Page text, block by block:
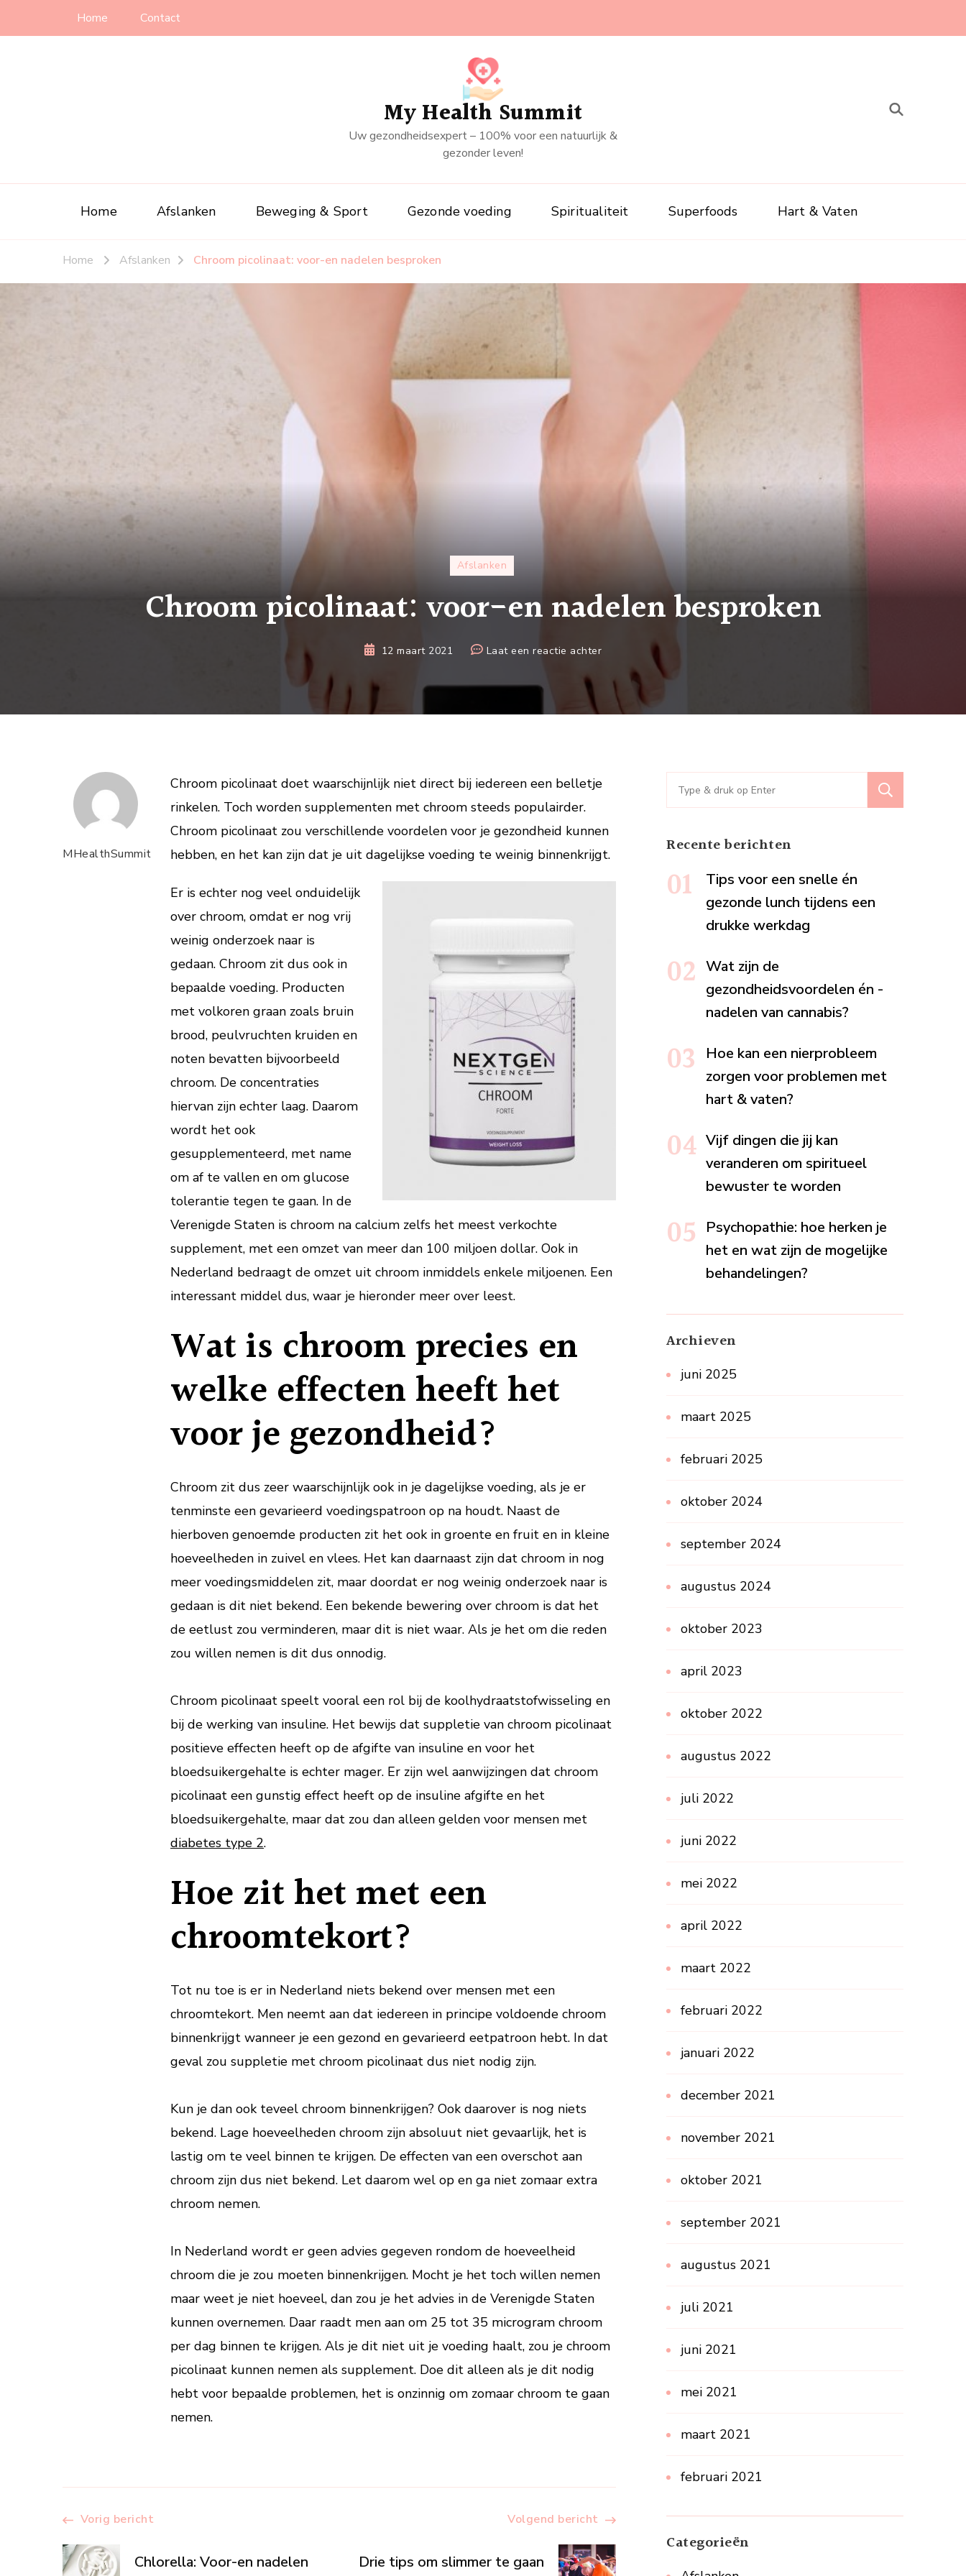
Home Contact
My Health Summit
Uw gezondheidsexpert – 100% voor een natuurlijk &
gezonder leven!
Home Afslanken Beweging & Sport Gezonde voeding Spiritualiteit Superfoods Hart & Vaten
Home Afslanken Chroom picolinaat: voor-en nadelen besproken
Afslanken
Chroom picolinaat: voor-en nadelen besproken
12 maart 2021 Laat een reactie achterop
Chroom
picolinaat:
voor-
MHealthSummit
Chroom picolinaat doet waarschijnlijk niet direct bij iedereen een belletje
rinkelen. Toch worden supplementen met chroom steeds populairder.
Chroom picolinaat zou verschillende voordelen voor je gezondheid kunnen
hebben, en het kan zijn dat je uit dagelijkse voeding te weinig binnenkrijgt.
Er is echter nog veel onduidelijk
over chroom, omdat er nog vrij
weinig onderzoek naar is
gedaan. Chroom zit dus ook in
bepaalde voeding. Producten
met volkoren graan zoals bruin
brood, peulvruchten kruiden en
noten bevatten bijvoorbeeld
chroom. De concentraties
hiervan zijn echter laag. Daarom
wordt het ook
gesupplementeerd, met name
om af te vallen en om glucose
tolerantie tegen te gaan. In de
Verenigde Staten is chroom na calcium zelfs het meest verkochte
supplement, met een omzet van meer dan 100 miljoen dollar. Ook in
Nederland bedraagt de omzet uit chroom inmiddels enkele miljoenen. Een
interessant middel dus, waar je hieronder meer over leest.
Wat is chroom precies en
welke effecten heeft het
voor je gezondheid?
Chroom zit dus zeer waarschijnlijk ook in je dagelijkse voeding, als je er
tenminste een gevarieerd voedingspatroon op na houdt. Naast de
hierboven genoemde producten zit het ook in groente en fruit en in kleine
hoeveelheden in zuivel en vlees. Het kan daarnaast zijn dat chroom in nog
meer voedingsmiddelen zit, maar doordat er nog weinig onderzoek naar is
gedaan is dit niet bekend. Een bekende bewering over chroom is dat het
de eetlust zou verminderen, maar dit is niet waar. Als je het om die reden
zou willen nemen is dit dus onnodig.
Chroom picolinaat speelt vooral een rol bij de koolhydraatstofwisseling en
bij de werking van insuline. Het bewijs dat suppletie van chroom picolinaat
positieve effecten heeft op de afgifte van insuline en voor het
bloedsuikergehalte is echter mager. Er zijn wel aanwijzingen dat chroom
picolinaat een gunstig effect heeft op de insuline afgifte en het
bloedsuikergehalte, maar dat zou dan alleen gelden voor mensen met
diabetes type 2.
Hoe zit het met een
chroomtekort?
Tot nu toe is er in Nederland niets bekend over mensen met een
chroomtekort. Men neemt aan dat iedereen in principe voldoende chroom
binnenkrijgt wanneer je een gezond en gevarieerd eetpatroon hebt. In dat
geval zou suppletie met chroom picolinaat dus niet nodig zijn.
Kun je dan ook teveel chroom binnenkrijgen? Ook daarover is nog niets
bekend. Lage hoeveelheden chroom zijn absoluut niet gevaarlijk, het is
lastig om te veel binnen te krijgen. De effecten van een overschot aan
chroom zijn dus niet bekend. Let daarom wel op en ga niet zomaar extra
chroom nemen.
In Nederland wordt er geen advies gegeven rondom de hoeveelheid
chroom die je zou moeten binnenkrijgen. Mocht je het toch willen nemen
maar weet je niet hoeveel, dan zou je het advies in de Verenigde Staten
kunnen overnemen. Daar raadt men aan om 25 tot 35 microgram chroom
per dag binnen te krijgen. Als je dit niet uit je voeding haalt, zou je chroom
picolinaat kunnen nemen als supplement. Doe dit alleen als je dit nodig
hebt voor bepaalde problemen, het is onzinnig om zomaar chroom te gaan
nemen.
Berichtnavigatie
Vorig bericht
Chlorella: Voor-en nadelen
Volgend bericht
Drie tips om slimmer te gaan
Zoeken
naar:
Recente berichten
Tips voor een snelle én
gezonde lunch tijdens een
drukke werkdag
Wat zijn de
gezondheidsvoordelen én -
nadelen van cannabis?
Hoe kan een nierprobleem
zorgen voor problemen met
hart & vaten?
Vijf dingen die jij kan
veranderen om spiritueel
bewuster te worden
Psychopathie: hoe herken je
het en wat zijn de mogelijke
behandelingen?
Archieven
juni 2025
maart 2025
februari 2025
oktober 2024
september 2024
augustus 2024
oktober 2023
april 2023
oktober 2022
augustus 2022
juli 2022
juni 2022
mei 2022
april 2022
maart 2022
februari 2022
januari 2022
december 2021
november 2021
oktober 2021
september 2021
augustus 2021
juli 2021
juni 2021
mei 2021
maart 2021
februari 2021
Categorieën